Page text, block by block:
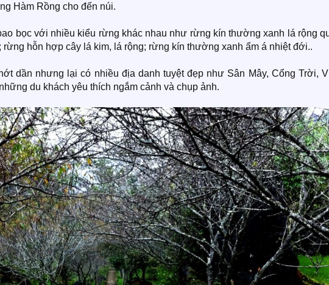
Hàm Rồng cho đến núi.
bọc với nhiều kiểu rừng khác nhau như rừng kín thường xanh lá rộng
rừng hỗn hợp cây lá kim, lá rộng; rừng kín thường xanh ẩm á nhiệt đới..
dần nhưng lại có nhiều địa danh tuyệt đẹp như Sân Mây, Cổng Trời,
du khách yêu thích ngắm cảnh và chụp ảnh.